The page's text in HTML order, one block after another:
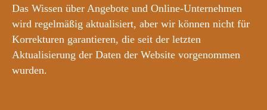
Das Wissen über Angebote und Online-Unternehmen
wird regelmäßig aktualisiert, aber wir können nicht für
Korrekturen garantieren, die seit der letzten
Aktualisierung der Daten der Website vorgenommen
wurden.